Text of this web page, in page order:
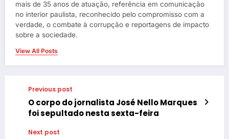
mais de 35 anos de atuação, referência em comunicação
no interior paulista, reconhecido pelo compromisso com a
verdade, o combate à corrupção e reportagens de impacto
sobre a sociedade.
View All Posts
Previous post
O corpo do jornalista José Nello Marques
foi sepultado nesta sexta-feira
Next post